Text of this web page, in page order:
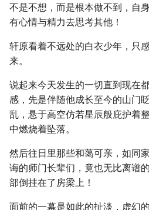
不是不想，而是根本做不到，自
有心情与精力去思考其他！
轩原看着不远处的白衣少年，只
来。
说起来今天发生的一切直到现在
感，先是伴随他成长至今的山门
乱，悬于高空仿若星辰般庇护着
中燃烧着坠落。
然后往日里那些和蔼可亲，如同
诲的师门长辈们，竟也无比离谱
部倒挂在了房梁上！
面前的一幕是如此的扯淡，虚幻